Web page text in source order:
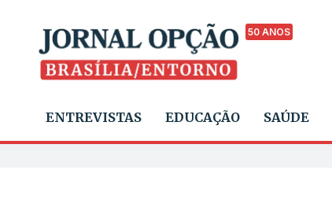
50 ANOS
ENTREVISTAS EDUCAÇÃO SAÚDE